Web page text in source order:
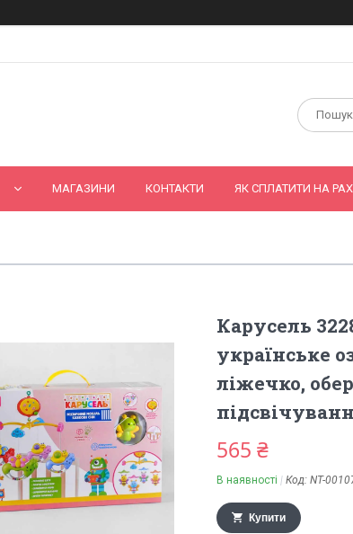
МАГАЗИНИ КОНТАКТИ ЯК СПЛАТИТИ НА
Карусель
українське
ліжечко,
565 ₴
В наявності Код: NT-
Купити